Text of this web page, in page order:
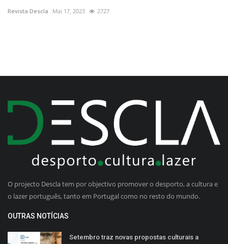
Revista Descla Mai 17, 2023 2727
O projecto Descla tem por objectivo promover o desporto, a cultura e
o lazer português, tanto em Portugal como no resto do mundo.
OUTRAS NOTÍCIAS
Setembro traz novas propostas culturais a